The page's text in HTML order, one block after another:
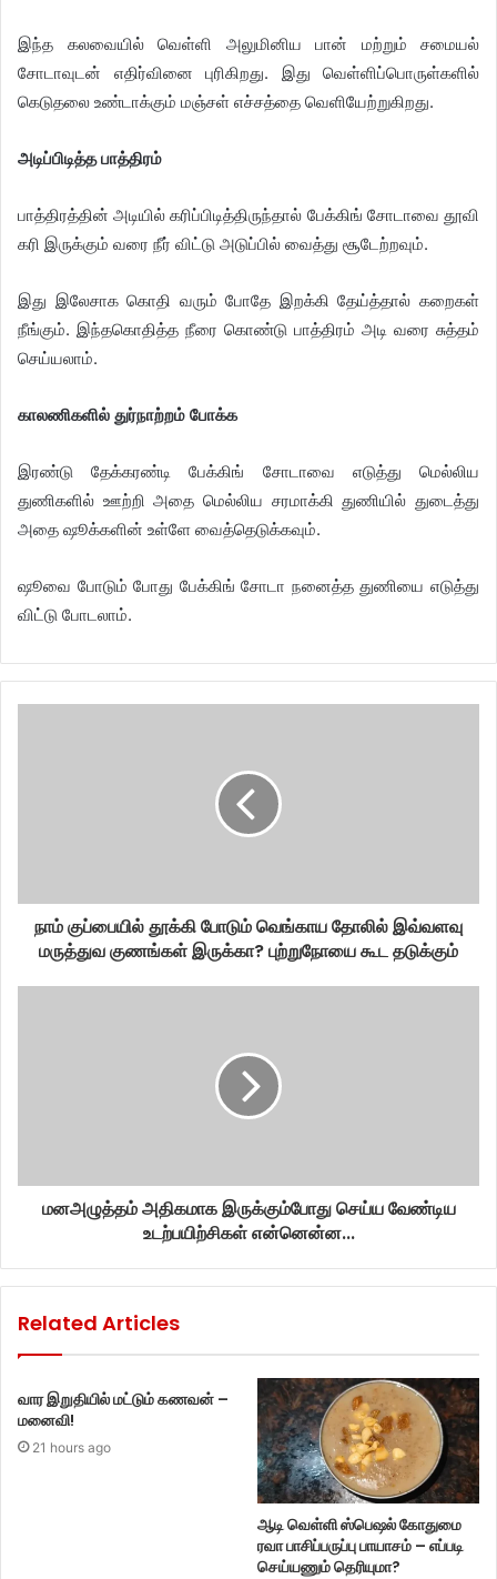
இந்த கலவையில் வெள்ளி அலுமினிய பான் மற்றும் சமையல்
சோடாவுடன் எதிர்வினை புரிகிறது. இது வெள்ளிப்பொருள்களில்
கெடுதலை உண்டாக்கும் மஞ்சள் எச்சத்தை வெளியேற்றுகிறது.
​அடிப்பிடித்த பாத்திரம்
பாத்திரத்தின் அடியில் கரிப்பிடித்திருந்தால் பேக்கிங் சோடாவை தூவி
கரி இருக்கும் வரை நீர் விட்டு அடுப்பில் வைத்து சூடேற்றவும்.
இது இலேசாக கொதி வரும் போதே இறக்கி தேய்த்தால் கறைகள்
நீங்கும். இந்தகொதித்த நீரை கொண்டு பாத்திரம் அடி வரை சுத்தம்
செய்யலாம்.
​காலணிகளில் துர்நாற்றம் போக்க
இரண்டு தேக்கரண்டி பேக்கிங் சோடாவை எடுத்து மெல்லிய
துணிகளில் ஊற்றி அதை மெல்லிய சரமாக்கி துணியில் துடைத்து
அதை ஷூக்களின் உள்ளே வைத்தெடுக்கவும்.
ஷூவை போடும் போது பேக்கிங் சோடா நனைத்த துணியை எடுத்து
விட்டு போடலாம்.
நாம் குப்பையில் தூக்கி போடும் வெங்காய தோலில் இவ்வளவு
மருத்துவ குணங்கள் இருக்கா? புற்றுநோயை கூட தடுக்கும்
மனஅழுத்தம் அதிகமாக இருக்கும்போது செய்ய வேண்டிய
உடற்பயிற்சிகள் என்னென்ன...
Related Articles
வார இறுதியில் மட்டும் கணவன் –
மனைவி!
21 hours ago
ஆடி வெள்ளி ஸ்பெஷல் கோதுமை
ரவா பாசிப்பருப்பு பாயாசம் – எப்படி
செய்யணும் தெரியுமா?